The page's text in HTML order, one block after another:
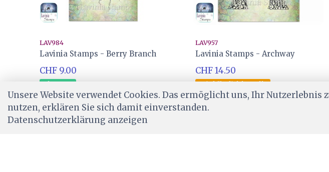
LAV984
Lavinia Stamps - Berry Branch
CHF 9.00
Ab Lager
LAV957
Lavinia Stamps - Archway
CHF 14.50
Wird für dich bestellt
Unsere Website verwendet Cookies. Das ermöglicht uns, Ihr
nutzen, erklären Sie sich damit einverstanden.
Datenschutzerklärung anzeigen